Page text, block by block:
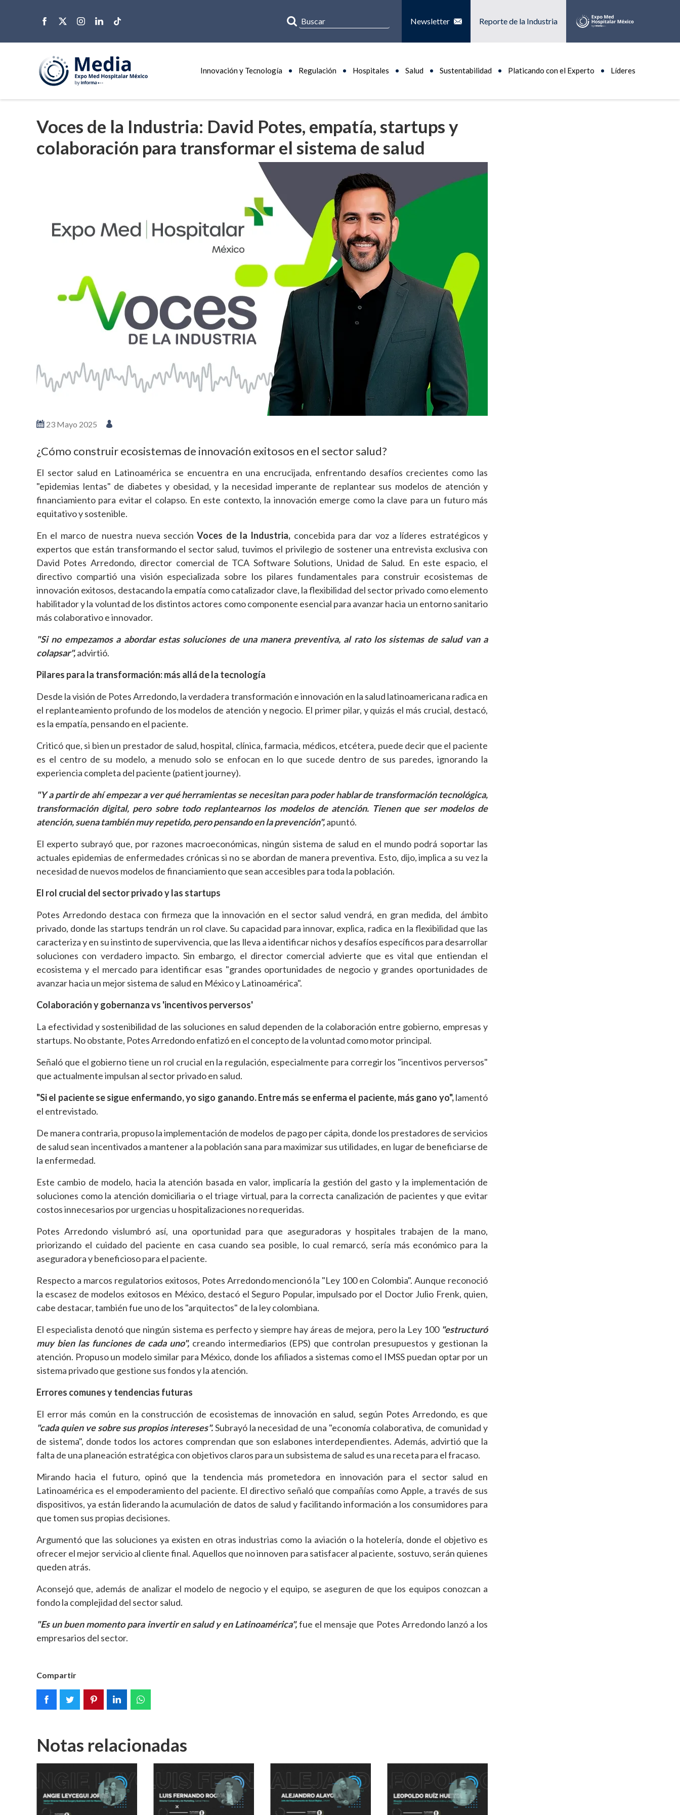
Newsletter Reporte de la Industria
Innovación y Tecnología Regulación Hospitales Salud Sustentabilidad Platicando con el Experto Líderes
Voces de la Industria: David Potes, empatía, startups y
colaboración para transformar el sistema de salud
23 Mayo 2025
¿Cómo construir ecosistemas de innovación exitosos en el sector salud?
El sector salud en Latinoamérica se encuentra en una encrucijada, enfrentando desafíos crecientes como las
"epidemias lentas" de diabetes y obesidad, y la necesidad imperante de replantear sus modelos de atención y
financiamiento para evitar el colapso. En este contexto, la innovación emerge como la clave para un futuro más
equitativo y sostenible.
En el marco de nuestra nueva secciónVoces de la Industria, concebida para dar voz a líderes estratégicos y
expertos que están transformando el sector salud, tuvimos el privilegio de sostener una entrevista exclusiva con
David Potes Arredondo, director comercial de TCA Software Solutions, Unidad de Salud. En este espacio, el
directivo compartió una visión especializada sobre los pilares fundamentales para construir ecosistemas de
innovación exitosos, destacando la empatía como catalizador clave, la flexibilidad del sector privado como elemento
habilitador y la voluntad de los distintos actores como componente esencial para avanzar hacia un entorno sanitario
más colaborativo e innovador.
"Si no empezamos a abordar estas soluciones de una manera preventiva, al rato los sistemas de salud van a
colapsar",advirtió.
Pilares para la transformación: más allá de la tecnología
Desde la visión de Potes Arredondo, la verdadera transformación e innovación en la salud latinoamericana radica en
el replanteamiento profundo de los modelos de atención y negocio. El primer pilar, y quizás el más crucial, destacó,
es la empatía, pensando en el paciente.
Criticó que, si bien un prestador de salud, hospital, clínica, farmacia, médicos, etcétera, puede decir que el paciente
es el centro de su modelo, a menudo solo se enfocan en lo que sucede dentro de sus paredes, ignorando la
experiencia completa del paciente (patient journey).
"Y a partir de ahí empezar a ver qué herramientas se necesitan para poder hablar de transformación tecnológica,
transformación digital, pero sobre todo replantearnos los modelos de atención. Tienen que ser modelos de
atención, suena también muy repetido, pero pensando en la prevención",apuntó.
El experto subrayó que, por razones macroeconómicas, ningún sistema de salud en el mundo podrá soportar las
actuales epidemias de enfermedades crónicas si no se abordan de manera preventiva. Esto, dijo, implica a su vez la
necesidad de nuevos modelos de financiamiento que sean accesibles para toda la población.
El rol crucial del sector privado y las startups
Potes Arredondo destaca con firmeza que la innovación en el sector salud vendrá, en gran medida, del ámbito
privado, donde las startups tendrán un rol clave. Su capacidad para innovar, explica, radica en la flexibilidad que las
caracteriza y en su instinto de supervivencia, que las lleva a identificar nichos y desafíos específicos para desarrollar
soluciones con verdadero impacto. Sin embargo, el director comercial advierte que es vital que entiendan el
ecosistema y el mercado para identificar esas "grandes oportunidades de negocio y grandes oportunidades de
avanzar hacia un mejor sistema de salud en México y Latinoamérica".
Colaboración y gobernanza vs 'incentivos perversos'
La efectividad y sostenibilidad de las soluciones en salud dependen de la colaboración entre gobierno, empresas y
startups. No obstante, Potes Arredondo enfatizó en el concepto de la voluntad como motor principal.
Señaló que el gobierno tiene un rol crucial en la regulación, especialmente para corregir los "incentivos perversos"
que actualmente impulsan al sector privado en salud.
"Si el paciente se sigue enfermando, yo sigo ganando. Entre más se enferma el paciente, más gano yo",lamentó
el entrevistado.
De manera contraria, propuso la implementación de modelos de pago per cápita, donde los prestadores de servicios
de salud sean incentivados a mantener a la población sana para maximizar sus utilidades, en lugar de beneficiarse de
la enfermedad.
Este cambio de modelo, hacia la atención basada en valor, implicaría la gestión del gasto y la implementación de
soluciones como la atención domiciliaria o el triage virtual, para la correcta canalización de pacientes y que evitar
costos innecesarios por urgencias u hospitalizaciones no requeridas.
Potes Arredondo vislumbró así, una oportunidad para que aseguradoras y hospitales trabajen de la mano,
priorizando el cuidado del paciente en casa cuando sea posible, lo cual remarcó, sería más económico para la
aseguradora y beneficioso para el paciente.
Respecto a marcos regulatorios exitosos, Potes Arredondo mencionó la "Ley 100 en Colombia". Aunque reconoció
la escasez de modelos exitosos en México, destacó el Seguro Popular, impulsado por el Doctor Julio Frenk, quien,
cabe destacar, también fue uno de los "arquitectos" de la ley colombiana.
El especialista denotó que ningún sistema es perfecto y siempre hay áreas de mejora, pero la Ley 100 "estructuró
muy bien las funciones de cada uno", creando intermediarios (EPS) que controlan presupuestos y gestionan la
atención. Propuso un modelo similar para México, donde los afiliados a sistemas como el IMSS puedan optar por un
sistema privado que gestione sus fondos y la atención.
Errores comunes y tendencias futuras
El error más común en la construcción de ecosistemas de innovación en salud, según Potes Arredondo, es que
"cada quien ve sobre sus propios intereses".Subrayó la necesidad de una "economía colaborativa, de comunidad y
de sistema", donde todos los actores comprendan que son eslabones interdependientes. Además, advirtió que la
falta de una planeación estratégica con objetivos claros para un subsistema de salud es una receta para el fracaso.
Mirando hacia el futuro, opinó que la tendencia más prometedora en innovación para el sector salud en
Latinoamérica es el empoderamiento del paciente. El directivo señaló que compañías como Apple, a través de sus
dispositivos, ya están liderando la acumulación de datos de salud y facilitando información a los consumidores para
que tomen sus propias decisiones.
Argumentó que las soluciones ya existen en otras industrias como la aviación o la hotelería, donde el objetivo es
ofrecer el mejor servicio al cliente final. Aquellos que no innoven para satisfacer al paciente, sostuvo, serán quienes
queden atrás.
Aconsejó que, además de analizar el modelo de negocio y el equipo, se aseguren de que los equipos conozcan a
fondo la complejidad del sector salud.
"Es un buen momento para invertir en salud y en Latinoamérica",fue el mensaje que Potes Arredondo lanzó a los
empresarios del sector.
Compartir
Notas relacionadas